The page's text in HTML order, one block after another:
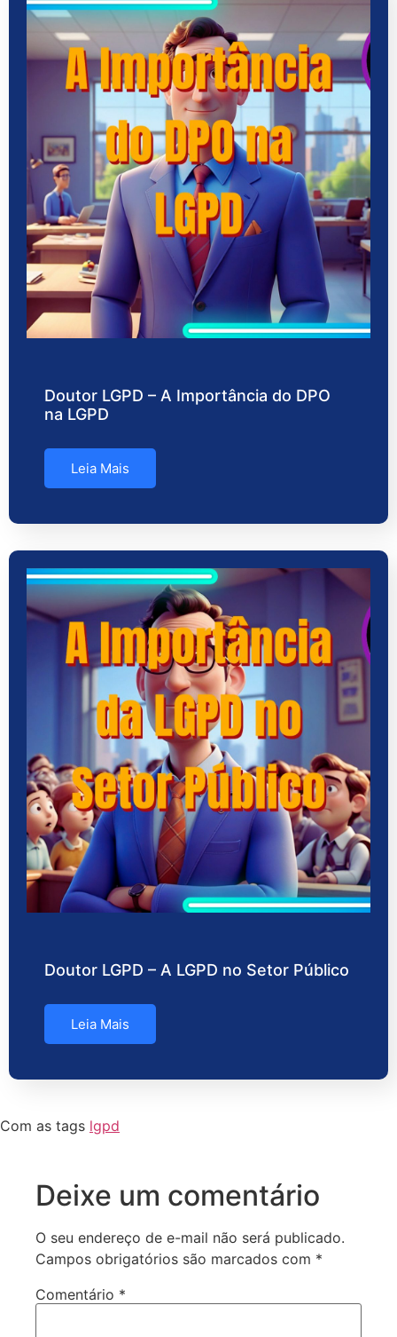
Doutor LGPD – A Importância do DPO
na LGPD
Leia Mais
Doutor LGPD – A LGPD no Setor Público
Leia Mais
Com as tags lgpd
Deixe um comentário
O seu endereço de e-mail não será publicado.
Campos obrigatórios são marcados com *
Comentário *